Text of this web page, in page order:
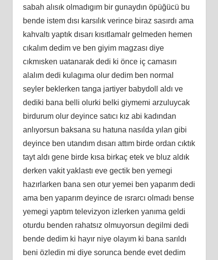
sabah alısık olmadıgım bir gunaydın öpüğücü bu
bende istem dısı karsılık verince biraz sasırdı ama
kahvaltı yaptık dısarı kısıtlamalr gelmeden hemen
cıkalım dedim ve ben giyim magzası diye
cıkmısken uatanarak dedi ki önce iç camasırı
alalım dedi kulagıma olur dedim ben normal
seyler beklerken tanga jartiyer babydoll aldı ve
dediki bana belli olurki belki giymemi arzuluycak
birdurum olur deyince satıcı kız abi kadından
anlıyorsun baksana su hatuna nasılda yılan gibi
deyince ben utandım dısarı attım birde ordan cıktık
tayt aldı gene birde kısa birkaç etek ve bluz aldık
derken vakit yaklastı eve gectik ben yemegi
hazırlarken bana sen otur yemei ben yaparım dedi
ama ben yaparım deyince de ısrarcı olmadı bense
yemegi yaptım televizyon izlerken yanıma geldi
oturdu benden rahatsız olmuyorsun degilmi dedi
bende dedim ki hayır niye olayım ki bana sarıldı
beni özledin mi diye sorunca bende evet dedim